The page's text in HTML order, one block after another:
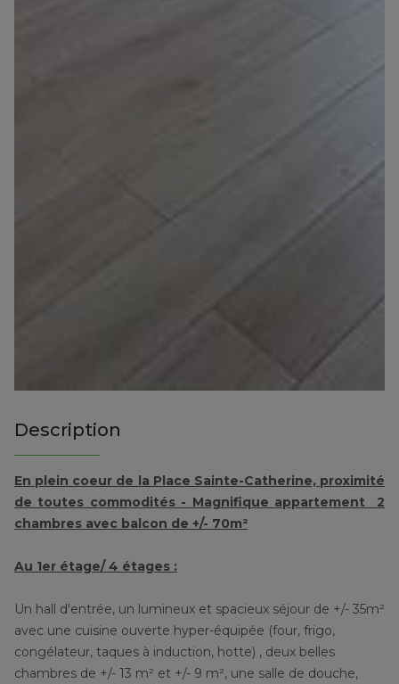
Description
En plein coeur de la Place Sainte-Catherine, proximité
de toutes commodités - Magnifique appartement 2
chambres avec balcon de +/- 70m²
Au 1er étage/ 4 étages :
Un hall d'entrée, un lumineux et spacieux séjour de +/- 35m²
avec une cuisine ouverte hyper-équipée (four, frigo,
congélateur, taques à induction, hotte) , deux belles
chambres de +/- 13 m² et +/- 9 m², une salle de douche,